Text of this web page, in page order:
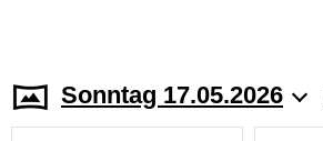
Sonntag 17.05.2026